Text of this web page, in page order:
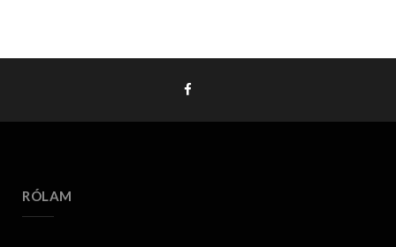
RÓLAM